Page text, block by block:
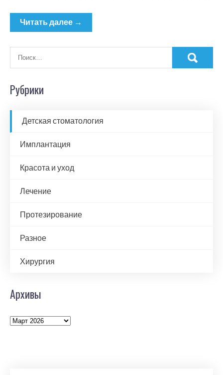
Читать далее →
Рубрики
Детская стоматология
Имплантация
Красота и уход
Лечение
Протезирование
Разное
Хирургия
Архивы
Архивы